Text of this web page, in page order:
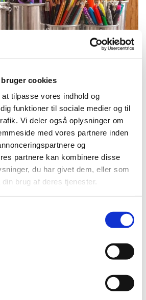
bruger cookies
tilpasse vores indhold og
funktioner til sociale medier og til
Vi deler også oplysninger om
med vores partnere inden
og
partnere kan kombinere disse
du har givet dem, eller som
brug af deres tjenester.
2027, kl. 16:00 - 19:00
21, 1316 København K